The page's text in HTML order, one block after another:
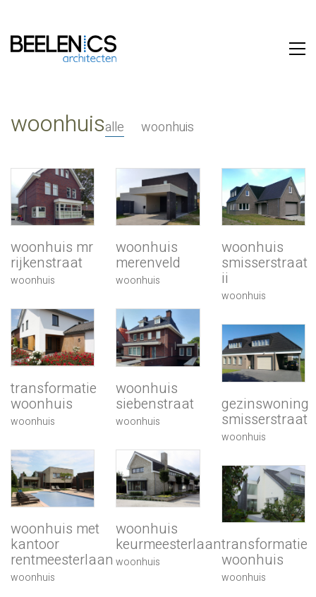
woonhuisalle woonhuis
woonhuis mr
rijkenstraat
woonhuis
woonhuis
merenveld
woonhuis
woonhuis
smisserstraat
ii
woonhuis
woonhuis
siebenstraat
woonhuis
transformatie
woonhuis
woonhuis
gezinswoning
smisserstraat
woonhuis
woonhuis
keurmeesterlaan
woonhuis
woonhuis met
kantoor
rentmeesterlaan
woonhuis
transformatie
woonhuis
woonhuis